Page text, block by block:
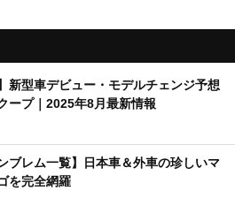
新型車デビュー・モデルチェンジ予想
ープ｜2025年8月最新情報
ブレム一覧】日本車＆外車の珍しいマ
を完全網羅